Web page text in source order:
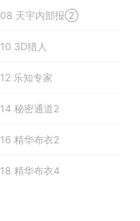
天宇内部报②
3D猎人
乐知专家
秘密通道2
精华布衣2
精华布衣4